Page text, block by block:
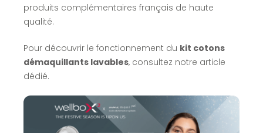
produits complémentaires français de haute
qualité.
Pour découvrir le fonctionnement du kit cotons
démaquillants lavables, consultez notre article
dédié.